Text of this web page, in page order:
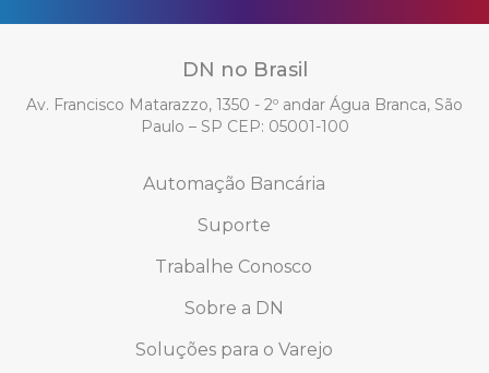
DN no Brasil
Av. Francisco Matarazzo, 1350 - 2º andar Água Branca, São
Paulo – SP CEP: 05001-100
Automação Bancária
Suporte
Trabalhe Conosco
Sobre a DN
Soluções para o Varejo